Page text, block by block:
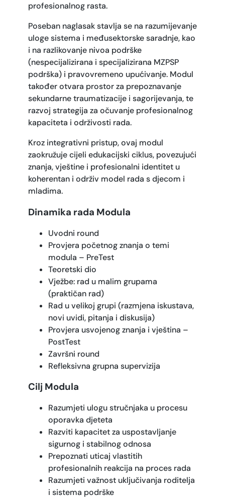
profesionalnog rasta.
Poseban naglasak stavlja se na razumijevanje
uloge sistema i međusektorske saradnje, kao
i na razlikovanje nivoa podrške
(nespecijalizirana i specijalizirana MZPSP
podrška) i pravovremeno upućivanje. Modul
također otvara prostor za prepoznavanje
sekundarne traumatizacije i sagorijevanja, te
razvoj strategija za očuvanje profesionalnog
kapaciteta i održivosti rada.
Kroz integrativni pristup, ovaj modul
zaokružuje cijeli edukacijski ciklus, povezujući
znanja, vještine i profesionalni identitet u
koherentan i održiv model rada s djecom i
mladima.
Dinamika rada Modula
Uvodni round
Provjera početnog znanja o temi
modula – PreTest
Teoretski dio
Vježbe: rad u malim grupama
(praktičan rad)
Rad u velikoj grupi (razmjena iskustava,
novi uvidi, pitanja i diskusija)
Provjera usvojenog znanja i vještina –
PostTest
Završni round
Refleksivna grupna supervizija
Cilj Modula
Razumjeti ulogu stručnjaka u procesu
oporavka djeteta
Razviti kapacitet za uspostavljanje
sigurnog i stabilnog odnosa
Prepoznati uticaj vlastitih
profesionalnih reakcija na proces rada
Razumjeti važnost uključivanja roditelja
i sistema podrške